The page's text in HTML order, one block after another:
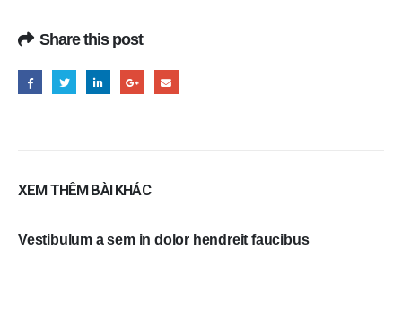
Share this post
XEM THÊM BÀI KHÁC
Vestibulum a sem in dolor hendreit faucibus